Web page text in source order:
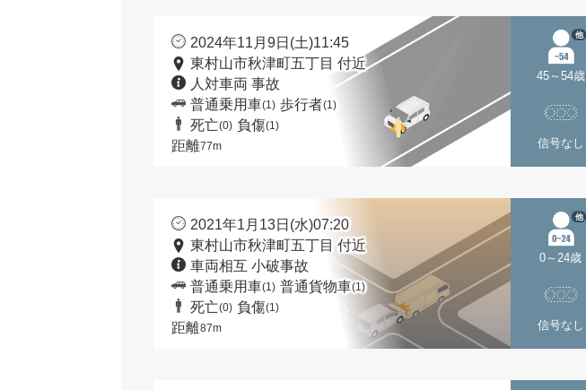
2024年11月9日(土)11:45
東村山市秋津町五丁目 付近
人対車両 事故
普通乗用車(1) 歩行者(1)
死亡(0) 負傷(1)
距離77m
45～54歳
他
信号なし
2021年1月13日(水)07:20
東村山市秋津町五丁目 付近
車両相互 小破事故
普通乗用車(1) 普通貨物車(1)
死亡(0) 負傷(1)
距離87m
0～24歳
他
信号なし